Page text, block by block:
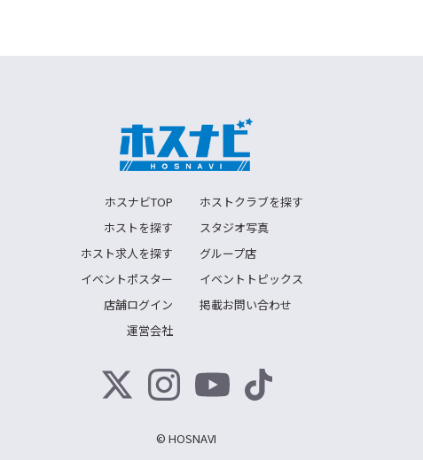
ホスナビTOP
ホストクラブを探す
ホストを探す
スタジオ写真
ホスト求人を探す
グループ店
イベントポスター
イベントトピックス
店舗ログイン
掲載お問い合わせ
運営会社
© HOSNAVI